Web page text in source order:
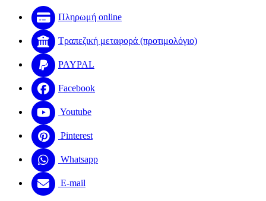
Πληρωμή online
Τραπεζική μεταφορά (προτιμολόγιο)
PAYPAL
Facebook
Youtube
Pinterest
Whatsapp
E-mail